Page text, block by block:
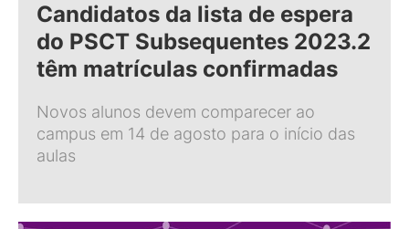
Candidatos da lista de espera
do PSCT Subsequentes 2023.2
têm matrículas confirmadas
Novos alunos devem comparecer ao
campus em 14 de agosto para o início das
aulas